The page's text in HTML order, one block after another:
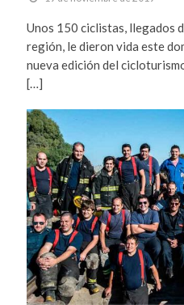
Unos 150 ciclistas, llegados
región, le dieron vida este
nueva edición del
[…]